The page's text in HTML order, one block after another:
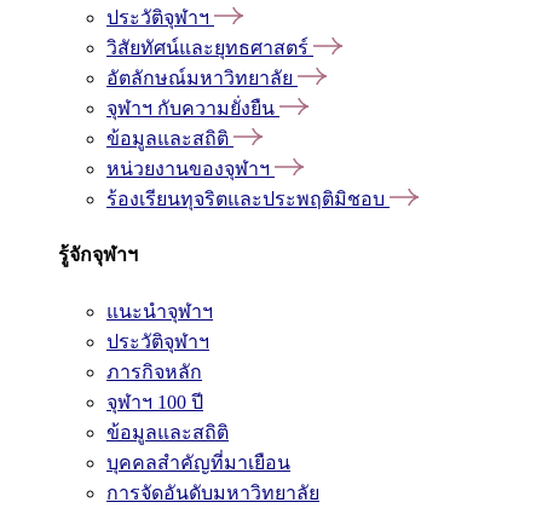
ประวัติจุฬาฯ
วิสัยทัศน์และยุทธศาสตร์
อัตลักษณ์มหาวิทยาลัย
จุฬาฯ กับความยั่งยืน
ข้อมูลและสถิติ
หน่วยงานของจุฬาฯ
ร้องเรียนทุจริตและประพฤติมิชอบ
รู้จักจุฬาฯ
แนะนำจุฬาฯ
ประวัติจุฬาฯ
ภารกิจหลัก
จุฬาฯ 100 ปี
ข้อมูลและสถิติ
บุคคลสำคัญที่มาเยือน
การจัดอันดับมหาวิทยาลัย